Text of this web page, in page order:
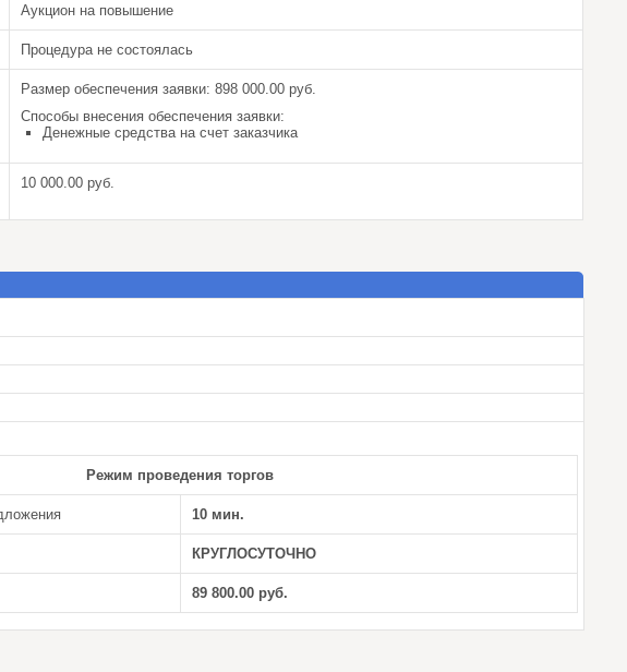
Аукцион на повышение
Процедура не состоялась
Размер обеспечения заявки: 898 000.00 руб.
Способы внесения обеспечения заявки:
Денежные средства на счет заказчика
10 000.00 руб.
Режим проведения торгов
10 мин.
КРУГЛОСУТОЧНО
89 800.00 руб.